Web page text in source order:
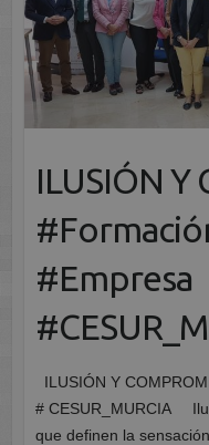
ILUSIÓN Y
#Empresa
ILUSIÓN Y
# CESUR_MURCIA
que definen la